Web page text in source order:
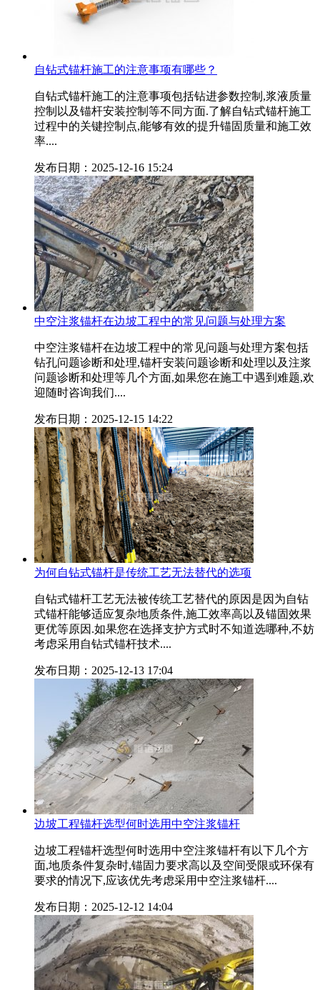
自钻式锚杆施工的注意事项有哪些？
自钻式锚杆施工的注意事项包括钻进参数控制,浆液质量
控制以及锚杆安装控制等不同方面.了解自钻式锚杆施工
过程中的关键控制点,能够有效的提升锚固质量和施工效
率....
发布日期：2025-12-16 15:24
中空注浆锚杆在边坡工程中的常见问题与处理方案
中空注浆锚杆在边坡工程中的常见问题与处理方案包括
钻孔问题诊断和处理,锚杆安装问题诊断和处理以及注浆
问题诊断和处理等几个方面,如果您在施工中遇到难题,欢
迎随时咨询我们....
发布日期：2025-12-15 14:22
为何自钻式锚杆是传统工艺无法替代的选项
自钻式锚杆工艺无法被传统工艺替代的原因是因为自钻
式锚杆能够适应复杂地质条件,施工效率高以及锚固效果
更优等原因.如果您在选择支护方式时不知道选哪种,不妨
考虑采用自钻式锚杆技术....
发布日期：2025-12-13 17:04
边坡工程锚杆选型何时选用中空注浆锚杆
边坡工程锚杆选型何时选用中空注浆锚杆有以下几个方
面,地质条件复杂时,锚固力要求高以及空间受限或环保有
要求的情况下,应该优先考虑采用中空注浆锚杆....
发布日期：2025-12-12 14:04